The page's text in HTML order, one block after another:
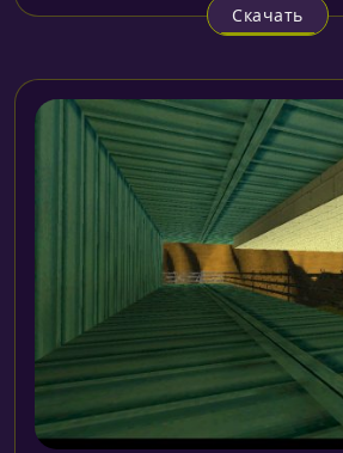
Скачать